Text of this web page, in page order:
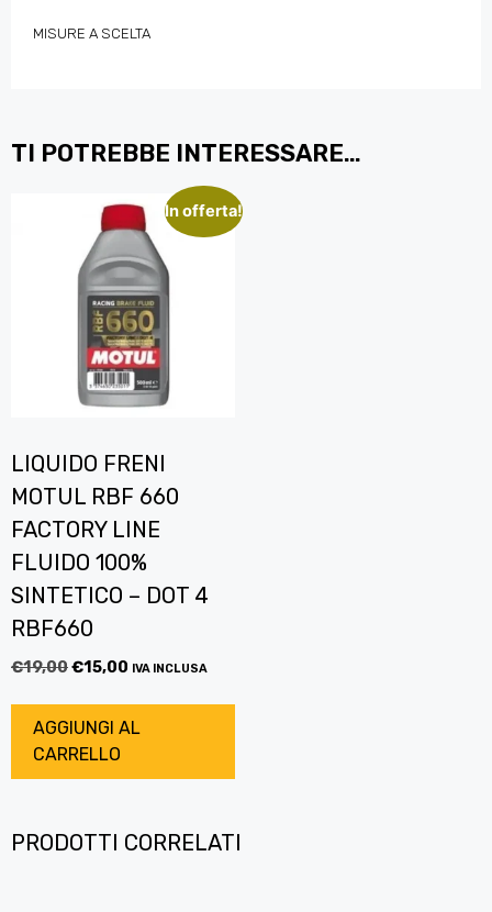
MISURE A SCELTA
TI POTREBBE INTERESSARE…
In offerta!
LIQUIDO FRENI
MOTUL RBF 660
FACTORY LINE
FLUIDO 100%
SINTETICO – DOT 4
RBF660
€19,00€15,00 IVA INCLUSA
AGGIUNGI AL
CARRELLO
PRODOTTI CORRELATI